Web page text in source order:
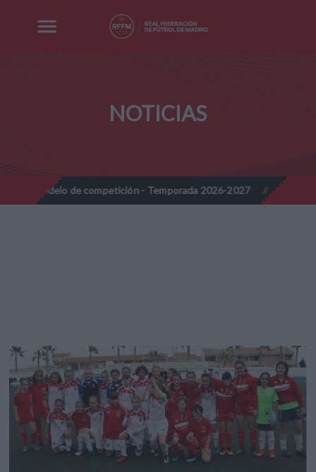
NOTICIAS
- Temporada 2026-2027 // Nota Informativa RFFM -